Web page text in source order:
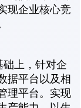
现企业核心竞
础上，针对企
据平台以及相
理平台。实现